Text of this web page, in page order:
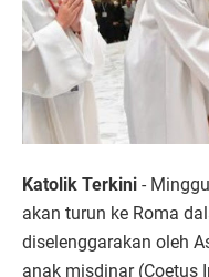
Katolik Terkini -
akan turun ke Roma
diselenggarakan oleh
anak misdinar (Coetus